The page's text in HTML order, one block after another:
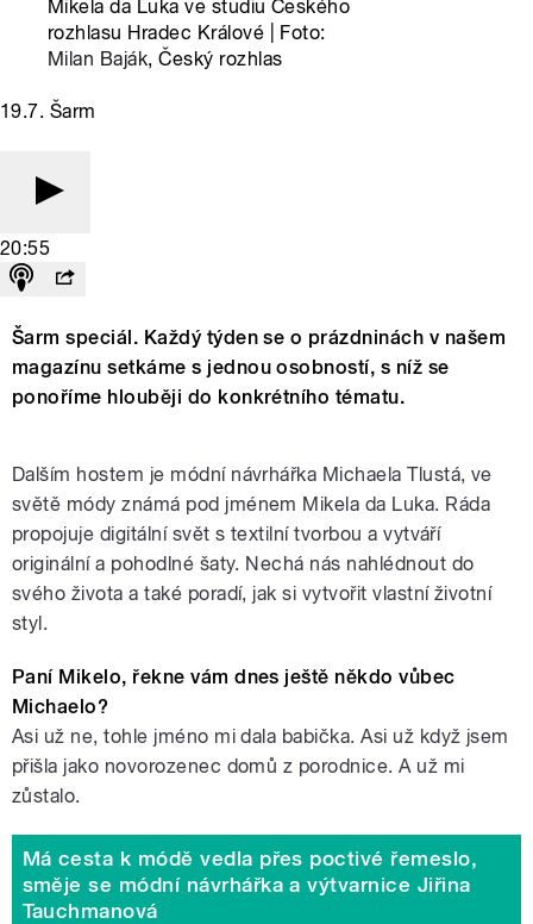
Mikela da Luka ve studiu Českého
rozhlasu Hradec Králové | Foto:
Milan Baják, Český rozhlas
19.7. Šarm
20:55
Šarm speciál. Každý týden se o prázdninách v našem
magazínu setkáme s jednou osobností, s níž se
ponoříme hlouběji do konkrétního tématu.
Dalším hostem je módní návrhářka Michaela Tlustá, ve
světě módy známá pod jménem Mikela da Luka. Ráda
propojuje digitální svět s textilní tvorbou a vytváří
originální a pohodlné šaty. Nechá nás nahlédnout do
svého života a také poradí, jak si vytvořit vlastní životní
styl.
Paní Mikelo, řekne vám dnes ještě někdo vůbec
Michaelo?
Asi už ne, tohle jméno mi dala babička. Asi už když jsem
přišla jako novorozenec domů z porodnice. A už mi
zůstalo.
Má cesta k módě vedla přes poctivé řemeslo,
směje se módní návrhářka a výtvarnice Jiřina
Tauchmanová